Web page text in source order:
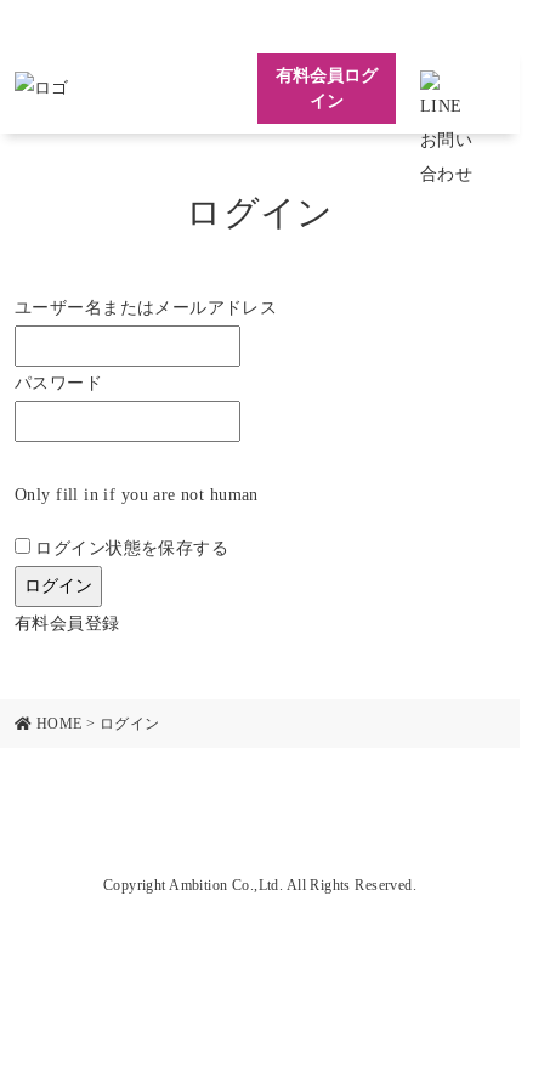
有料会員ログ
イン
ログイン
ユーザー名またはメールアドレス
パスワード
Only fill in if you are not human
ログイン状態を保存する
有料会員登録
HOME > ログイン
Copyright Ambition Co.,Ltd. All Rights Reserved.